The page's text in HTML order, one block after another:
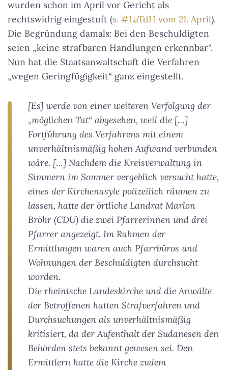
wurden schon im April vor Gericht als
rechtswidrig eingestuft (s. #LaTdH vom 21. April).
Die Begründung damals: Bei den Beschuldigten
seien „keine strafbaren Handlungen erkennbar“.
Nun hat die Staatsanwaltschaft die Verfahren
„wegen Geringfügigkeit“ ganz eingestellt.
[Es] werde von einer weiteren Verfolgung der
„möglichen Tat“ abgesehen, weil die […]
Fortführung des Verfahrens mit einem
unverhältnismäßig hohen Aufwand verbunden
wäre. […] Nachdem die Kreisverwaltung in
Simmern im Sommer vergeblich versucht hatte,
eines der Kirchenasyle polizeilich räumen zu
lassen, hatte der örtliche Landrat Marlon
Bröhr (CDU) die zwei Pfarrerinnen und drei
Pfarrer angezeigt. Im Rahmen der
Ermittlungen waren auch Pfarrbüros und
Wohnungen der Beschuldigten durchsucht
worden.
Die rheinische Landeskirche und die Anwälte
der Betroffenen hatten Strafverfahren und
Durchsuchungen als unverhältnismäßig
kritisiert, da der Aufenthalt der Sudanesen den
Behörden stets bekannt gewesen sei. Den
Ermittlern hatte die Kirche zudem